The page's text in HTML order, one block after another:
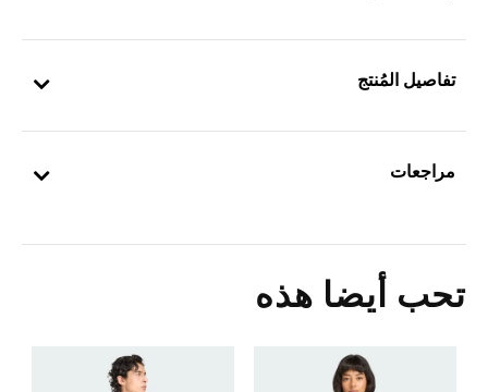
تفاصيل المُنتج
مراجعات
تحب أيضا هذه